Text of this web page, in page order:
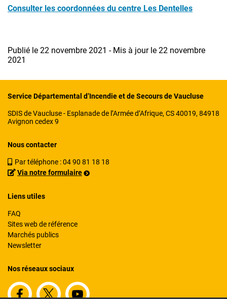
Consulter les coordonnées du centre Les Dentelles
Publié le 22 novembre 2021 - Mis à jour le 22 novembre
2021
Service Départemental d’Incendie et de Secours de Vaucluse
SDIS de Vaucluse - Esplanade de l’Armée d’Afrique, CS 40019, 84918
Avignon cedex 9
Nous contacter
Par téléphone :04 90 81 18 18
Via notre formulaire
Liens utiles
FAQ
Sites web de référence
Marchés publics
Newsletter
Nos réseaux sociaux